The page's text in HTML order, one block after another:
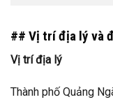
## Vị trí địa lý và
Vị trí địa lý
Thành phố Quảng